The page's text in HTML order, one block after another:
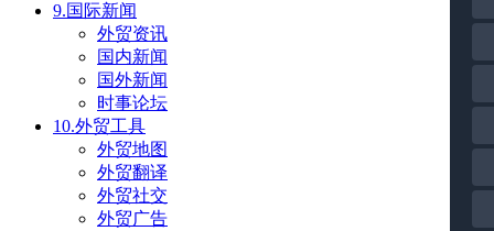
9.国际新闻
外贸资讯
国内新闻
国外新闻
时事论坛
10.外贸工具
外贸地图
外贸翻译
外贸社交
外贸广告